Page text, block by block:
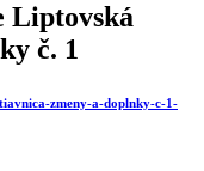
Liptovská
č. 1
zmeny-a-doplnky-c-1-